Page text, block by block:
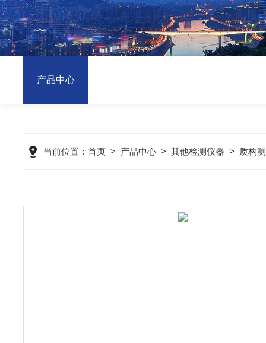
产品中心
当前位置： 首页 > 产品中心 > 其他检测仪器 > 质构